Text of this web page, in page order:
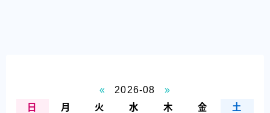
« 2026-08
»
日
月 火 水 木 金
土